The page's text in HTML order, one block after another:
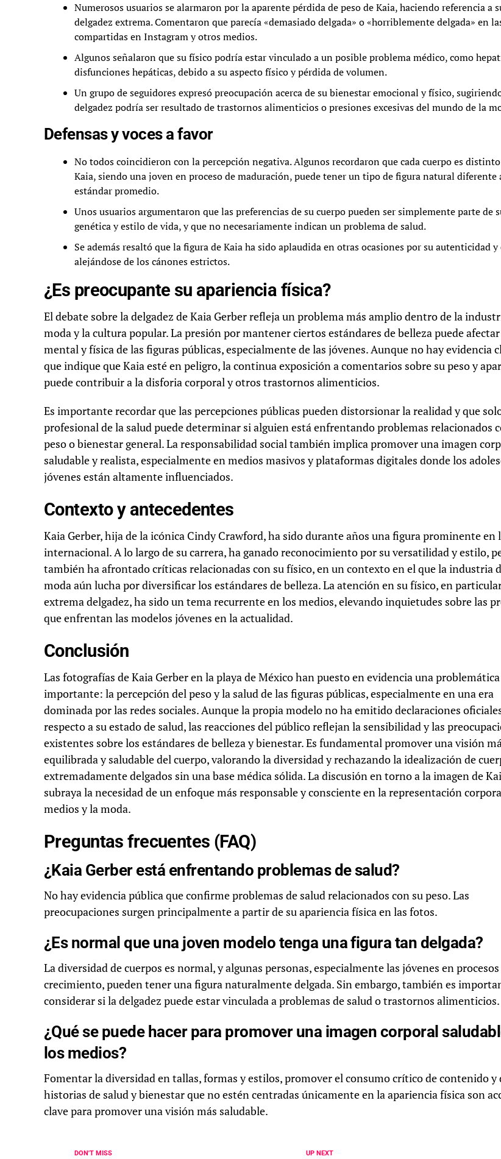
Numerosos usuarios se alarmaron por la aparente pérdida de peso de Kaia, haciendo referencia a
delgadez extrema. Comentaron que parecía «demasiado delgada» o «horriblemente delgada» en
compartidas en Instagram y otros medios.
Algunos señalaron que su físico podría estar vinculado a un posible problema médico, como
disfunciones hepáticas, debido a su aspecto físico y pérdida de volumen.
Un grupo de seguidores expresó preocupación acerca de su bienestar emocional y físico,
delgadez podría ser resultado de trastornos alimenticios o presiones excesivas del mundo de la
Defensas y voces a favor
No todos coincidieron con la percepción negativa. Algunos recordaron que cada cuerpo es
Kaia, siendo una joven en proceso de maduración, puede tener un tipo de figura natural diferente
estándar promedio.
Unos usuarios argumentaron que las preferencias de su cuerpo pueden ser simplemente parte de
genética y estilo de vida, y que no necesariamente indican un problema de salud.
Se además resaltó que la figura de Kaia ha sido aplaudida en otras ocasiones por su autenticidad
alejándose de los cánones estrictos.
¿Es preocupante su apariencia física?
El debate sobre la delgadez de Kaia Gerber refleja un problema más amplio dentro de la
moda y la cultura popular. La presión por mantener ciertos estándares de belleza puede
mental y física de las figuras públicas, especialmente de las jóvenes. Aunque no hay evidencia
que indique que Kaia esté en peligro, la continua exposición a comentarios sobre su peso y
puede contribuir a la disforia corporal y otros trastornos alimenticios.
Es importante recordar que las percepciones públicas pueden distorsionar la realidad y que
profesional de la salud puede determinar si alguien está enfrentando problemas relacionados
peso o bienestar general. La responsabilidad social también implica promover una imagen
saludable y realista, especialmente en medios masivos y plataformas digitales donde los
jóvenes están altamente influenciados.
Contexto y antecedentes
Kaia Gerber, hija de la icónica Cindy Crawford, ha sido durante años una figura prominente en
internacional. A lo largo de su carrera, ha ganado reconocimiento por su versatilidad y estilo,
también ha afrontado críticas relacionadas con su físico, en un contexto en el que la industria
moda aún lucha por diversificar los estándares de belleza. La atención en su físico, en
extrema delgadez, ha sido un tema recurrente en los medios, elevando inquietudes sobre las
que enfrentan las modelos jóvenes en la actualidad.
Conclusión
Las fotografías de Kaia Gerber en la playa de México han puesto en evidencia una problemática
importante: la percepción del peso y la salud de las figuras públicas, especialmente en una era
dominada por las redes sociales. Aunque la propia modelo no ha emitido declaraciones
respecto a su estado de salud, las reacciones del público reflejan la sensibilidad y las
existentes sobre los estándares de belleza y bienestar. Es fundamental promover una visión
equilibrada y saludable del cuerpo, valorando la diversidad y rechazando la idealización de
extremadamente delgados sin una base médica sólida. La discusión en torno a la imagen de
subraya la necesidad de un enfoque más responsable y consciente en la representación
medios y la moda.
Preguntas frecuentes (FAQ)
¿Kaia Gerber está enfrentando problemas de salud?
No hay evidencia pública que confirme problemas de salud relacionados con su peso. Las
preocupaciones surgen principalmente a partir de su apariencia física en las fotos.
¿Es normal que una joven modelo tenga una figura tan delgada?
La diversidad de cuerpos es normal, y algunas personas, especialmente las jóvenes en
crecimiento, pueden tener una figura naturalmente delgada. Sin embargo, también es
considerar si la delgadez puede estar vinculada a problemas de salud o trastornos alimenticios.
¿Qué se puede hacer para promover una imagen corporal
los medios?
Fomentar la diversidad en tallas, formas y estilos, promover el consumo crítico de contenido y
historias de salud y bienestar que no estén centradas únicamente en la apariencia física son
clave para promover una visión más saludable.
UP NEXT
DON'T MISS